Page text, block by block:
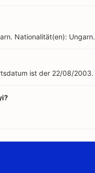
Nationalität(en): Ungarn.
ist der 22/08/2003.